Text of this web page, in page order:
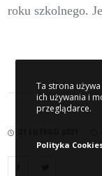
roku szkolnego.
Ta strona
ich używania i
przeglądarce.
Polityka